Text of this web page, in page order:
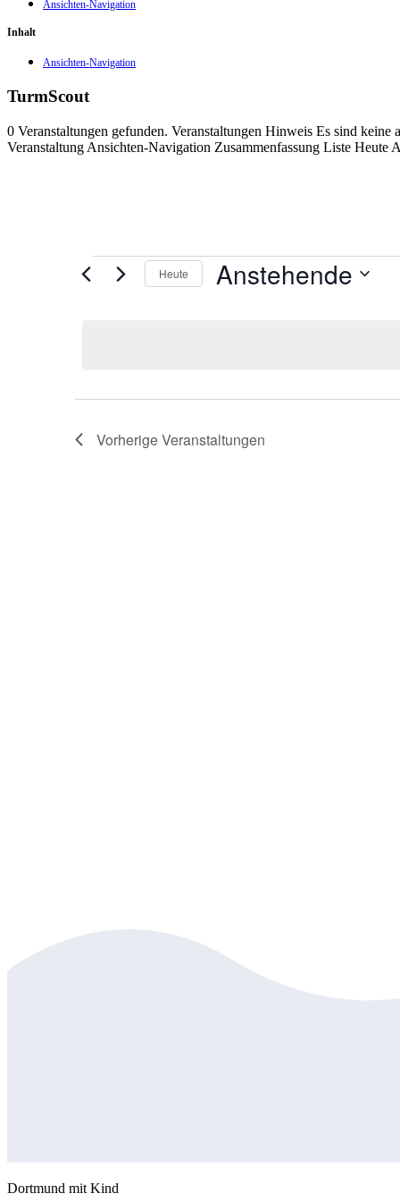
Ansichten-Navigation
Inhalt
Ansichten-Navigation
TurmScout
0 Veranstaltungen gefunden. Veranstaltungen Hinweis Es sind
Veranstaltung Ansichten-Navigation Zusammenfassung Liste
Veranstaltungen
Heute Anstehende
VorherigeVeranstaltungen
Dortmund mit Kind